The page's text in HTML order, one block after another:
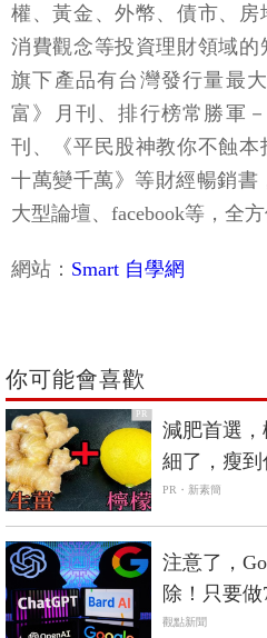
權、黃金、外幣、債市、房
消費觀念等投資理財領域的
旗下產品有台灣發行量最
富》月刊、排行榜常勝軍
刊、《平民股神教你不蝕
十萬變千萬》等財經暢銷書
大型論壇、facebook等，全
網站： Smart 自學網
你可能會喜歡
PR
減肥首選
細了，瘦
PR・新素簡
注意了，
除！只要
觀點新聞